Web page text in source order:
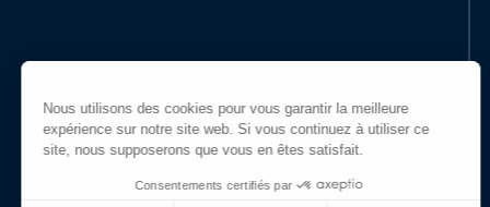
Suivez-nous !